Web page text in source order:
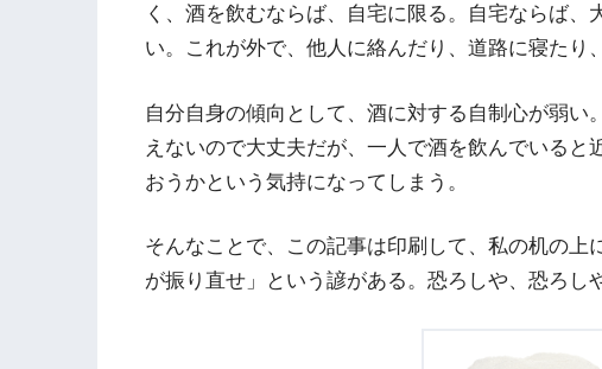
く、酒を飲むならば、自宅に限る。自宅ならば
い。これが外で、他人に絡んだり、道路に寝たり
自分自身の傾向として、酒に対する自制心が弱い
えないので大丈夫だが、一人で酒を飲んでいる
おうかという気持になってしまう。
そんなことで、この記事は印刷して、私の机の
が振り直せ」という諺がある。恐ろしや、恐ろし